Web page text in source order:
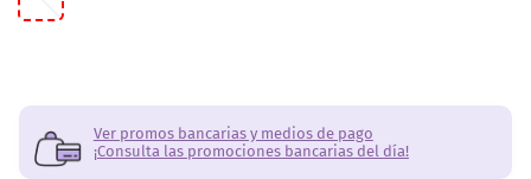
Ver promos bancarias y medios de pago
¡Consulta las promociones bancarias del día!